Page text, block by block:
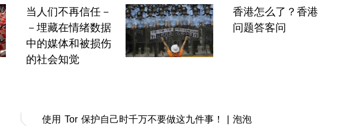
当人们不再信任－
－埋藏在情绪数据
中的媒体和被损伤
的社会知觉
香港怎么了？香港
问题答客问
使用 Tor 保护自己时千万不要做这九件事！ | 泡泡